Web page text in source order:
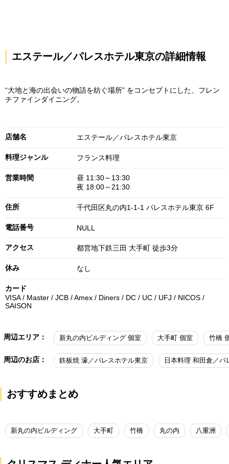
エステール／パレスホテル東京の詳細情報
“大地と海の出会いの物語を紡ぐ場所” をコンセプトにした、フレン
チファインダイニング。
店舗名 エステール／パレスホテル東京
料理ジャンル フランス料理
営業時間
昼 11:30～13:30
夜 18:00～21:30
住所 千代田区丸の内1-1-1 パレスホテル東京 6F
電話番号 NULL
アクセス 都営地下鉄三田 大手町 徒歩3分
休み なし
カード
VISA / Master / JCB / Amex / Diners / DC / UC / UFJ / NICOS /
SAISON
周辺エリア： 新丸の内ビルディング 個室 大手町 個室 竹橋
周辺のお店： 鉄板焼 濠／パレスホテル東京
おすすめまとめ
新丸の内ビルディング 大手町 竹橋 丸の内 八重洲